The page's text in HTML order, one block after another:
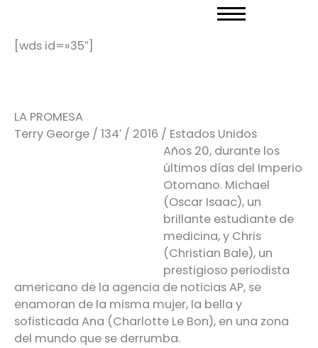
contenido
[wds id=»35″]
LA PROMESA
Terry George / 134′ / 2016 / Estados Unidos
Años 20, durante los
últimos días del Imperio
Otomano. Michael
(Oscar Isaac), un
brillante estudiante de
medicina, y Chris
(Christian Bale), un
prestigioso periodista
americano de la agencia de noticias AP, se
enamoran de la misma mujer, la bella y
sofisticada Ana (Charlotte Le Bon), en una zona
del mundo que se derrumba.